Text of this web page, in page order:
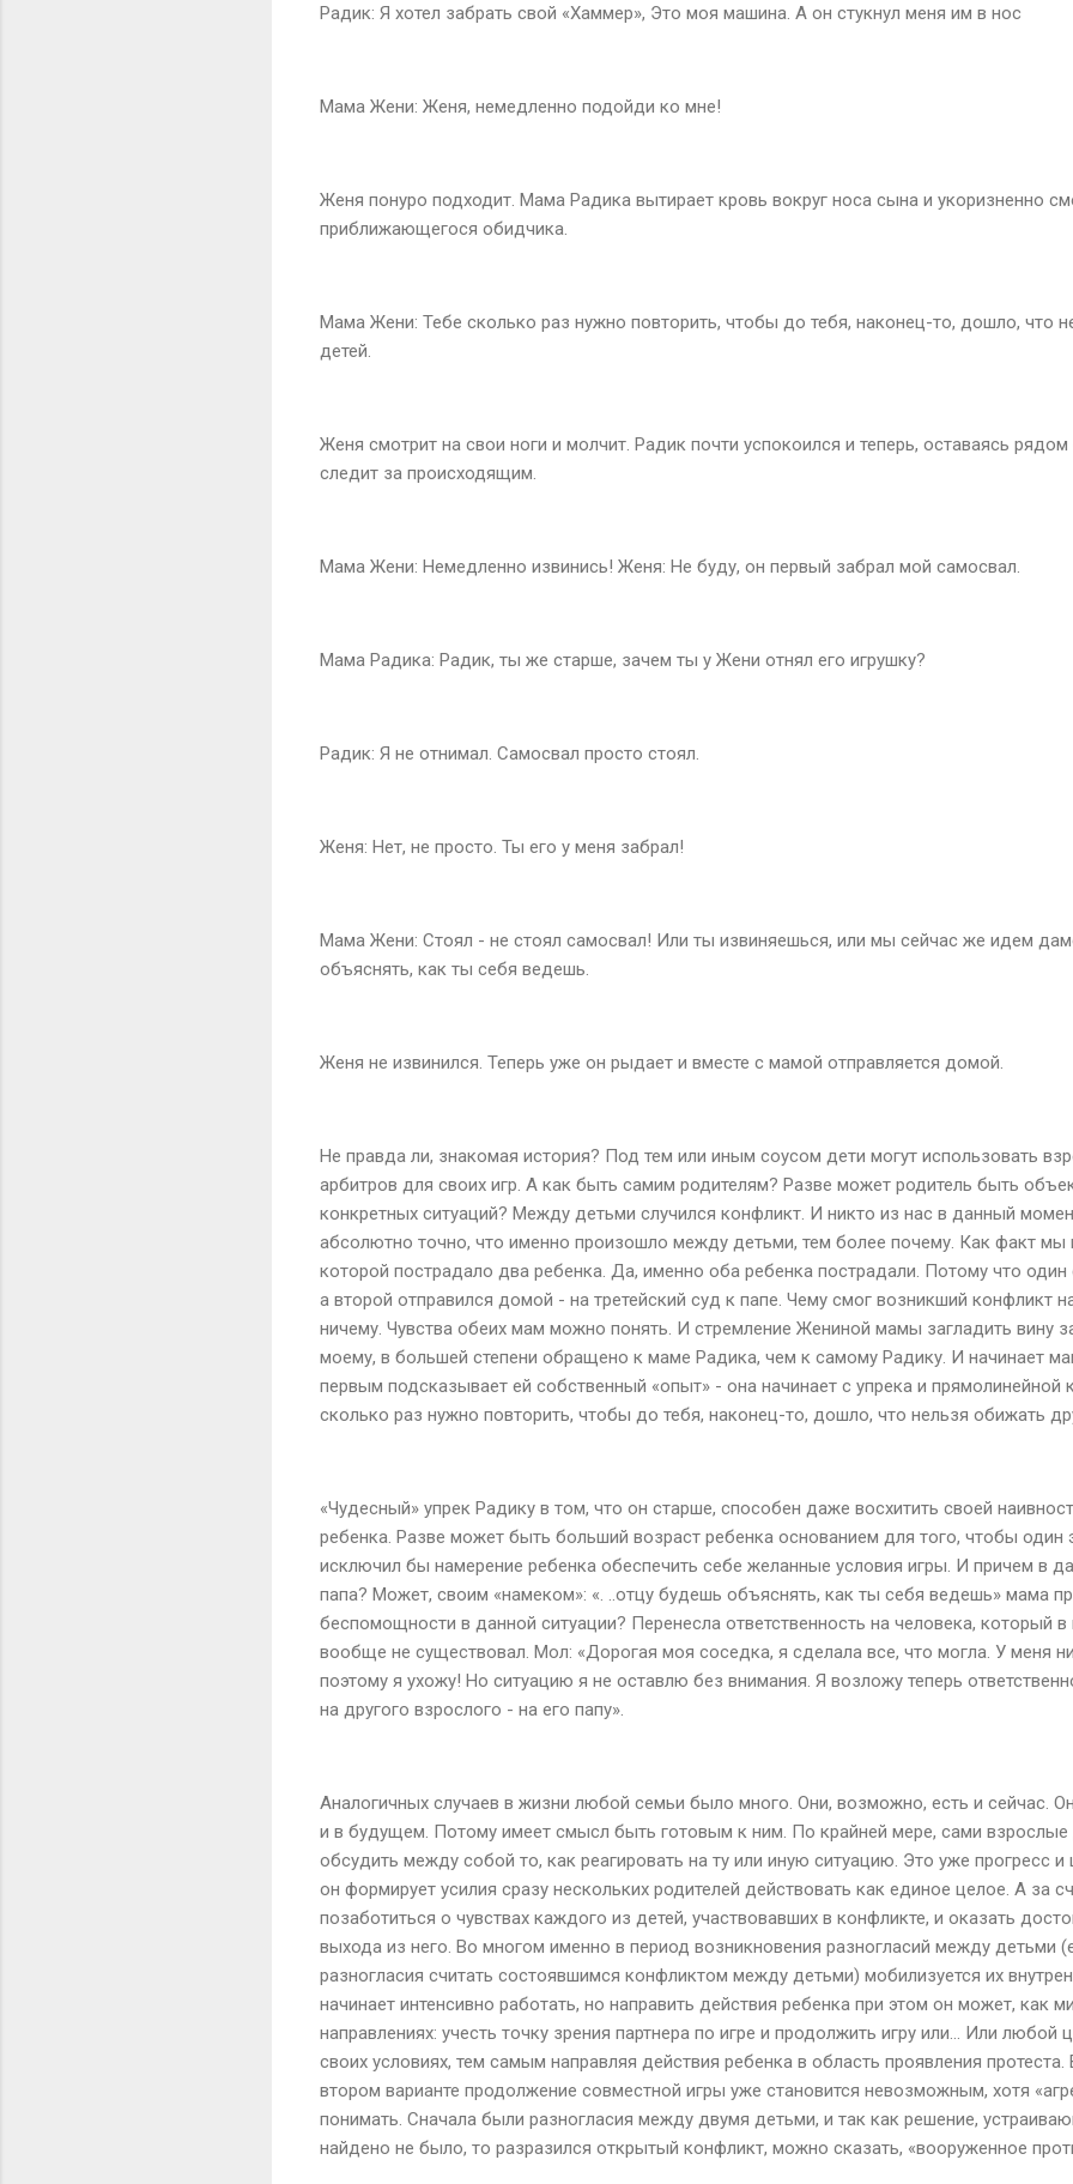
Радик: Я хотел забрать свой «Хаммер», Это моя машина. А он стукнул меня им в нос
Мама Жени: Женя, немедленно подойди ко мне!
Женя понуро подходит. Мама Радика вытирает кровь вокруг носа сына и укоризненно
приближающегося обидчика.
Мама Жени: Тебе сколько раз нужно повторить, чтобы до тебя, наконец-то, дошло, что
детей.
Женя смотрит на свои ноги и молчит. Радик почти успокоился и теперь, оставаясь
следит за происходящим.
Мама Жени: Немедленно извинись! Женя: Не буду, он первый забрал мой самосвал.
Мама Радика: Радик, ты же старше, зачем ты у Жени отнял его игрушку?
Радик: Я не отнимал. Самосвал просто стоял.
Женя: Нет, не просто. Ты его у меня забрал!
Мама Жени: Стоял - не стоял самосвал! Или ты извиняешься, или мы сейчас же идем
объяснять, как ты себя ведешь.
Женя не извинился. Теперь уже он рыдает и вместе с мамой отправляется домой.
Не правда ли, знакомая история? Под тем или иным соусом дети могут использовать
арбитров для своих игр. А как быть самим родителям? Разве может родитель быть
конкретных ситуаций? Между детьми случился конфликт. И никто из нас в данный
абсолютно точно, что именно произошло между детьми, тем более почему. Как факт мы
которой пострадало два ребенка. Да, именно оба ребенка пострадали. Потому что
а второй отправился домой - на третейский суд к папе. Чему смог возникший конфликт
ничему. Чувства обеих мам можно понять. И стремление Жениной мамы загладить вину
моему, в большей степени обращено к маме Радика, чем к самому Радику. И начинает
первым подсказывает ей собственный «опыт» - она начинает с упрека и прямолинейной
сколько раз нужно повторить, чтобы до тебя, наконец-то, дошло, что нельзя обижать
«Чудесный» упрек Радику в том, что он старше, способен даже восхитить своей
ребенка. Разве может быть больший возраст ребенка основанием для того, чтобы один
исключил бы намерение ребенка обеспечить себе желанные условия игры. И причем в
папа? Может, своим «намеком»: «. ..отцу будешь объяснять, как ты себя ведешь» мама
беспомощности в данной ситуации? Перенесла ответственность на человека, который в
вообще не существовал. Мол: «Дорогая моя соседка, я сделала все, что могла. У меня
поэтому я ухожу! Но ситуацию я не оставлю без внимания. Я возложу теперь
на другого взрослого - на его папу».
Аналогичных случаев в жизни любой семьи было много. Они, возможно, есть и сейчас.
и в будущем. Потому имеет смысл быть готовым к ним. По крайней мере, сами взрослые
обсудить между собой то, как реагировать на ту или иную ситуацию. Это уже прогресс
он формирует усилия сразу нескольких родителей действовать как единое целое. А за
позаботиться о чувствах каждого из детей, участвовавших в конфликте, и оказать
выхода из него. Во многом именно в период возникновения разногласий между детьми
разногласия считать состоявшимся конфликтом между детьми) мобилизуется их
начинает интенсивно работать, но направить действия ребенка при этом он может, как
направлениях: учесть точку зрения партнера по игре и продолжить игру или... Или любой
своих условиях, тем самым направляя действия ребенка в область проявления протеста.
втором варианте продолжение совместной игры уже становится невозможным, хотя
понимать. Сначала были разногласия между двумя детьми, и так как решение,
найдено не было, то разразился открытый конфликт, можно сказать, «вооруженное